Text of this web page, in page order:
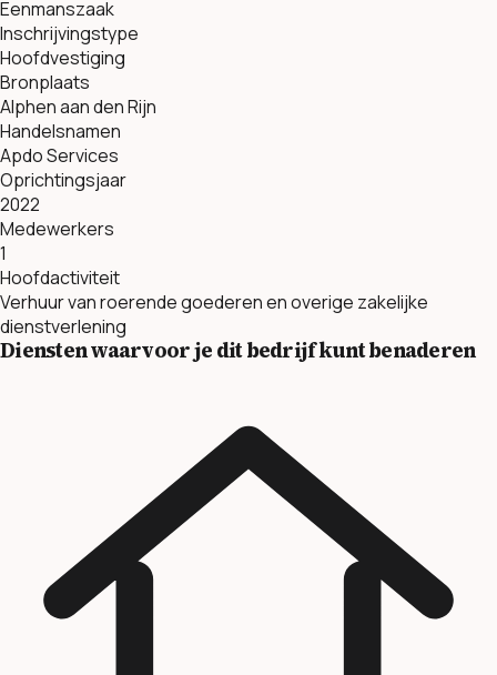
Eenmanszaak
Inschrijvingstype
Hoofdvestiging
Bronplaats
Alphen aan den Rijn
Handelsnamen
Apdo Services
Oprichtingsjaar
2022
Medewerkers
1
Hoofdactiviteit
Verhuur van roerende goederen en overige zakelijke
dienstverlening
Diensten waarvoor je dit bedrijf kunt benaderen